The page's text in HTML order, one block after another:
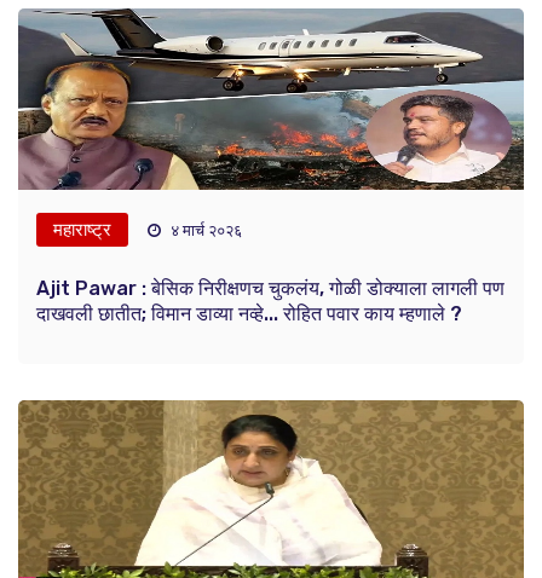
महाराष्ट्र ४ मार्च २०२६
Ajit Pawar : बेसिक निरीक्षणच चुकलंय, गोळी डोक्याला लागली पण
दाखवली छातीत; विमान डाव्या नव्हे... रोहित पवार काय म्हणाले ?